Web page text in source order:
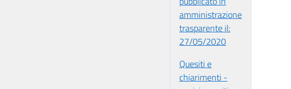
amministrazione
trasparente il:
27/05/2020
Quesiti e
chiarimenti -